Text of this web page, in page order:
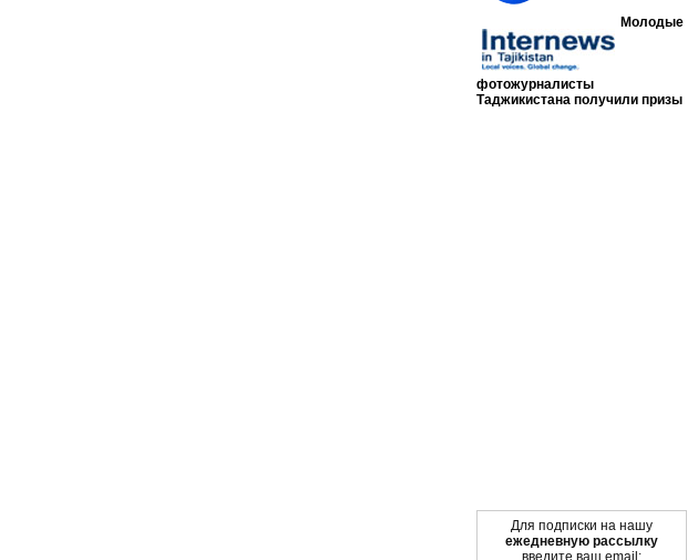
Молодые
фотожурналисты
Таджикистана получили призы
Для подписки на нашу
ежедневную рассылку
введите ваш email: